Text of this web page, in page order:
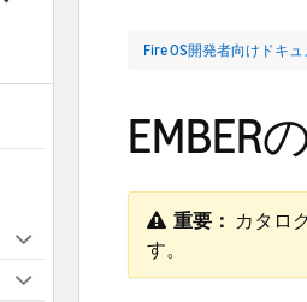
Fire OS開発者向けドキュ
EMBER
重要：
カタロ
す。